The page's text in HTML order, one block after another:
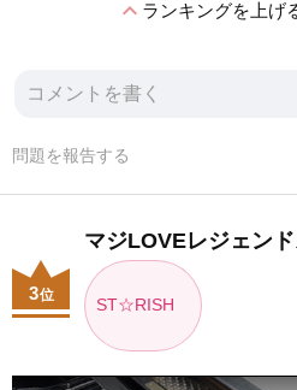
expand_lessランキングを上げ
問題を報告する
マジLOVEレジェン
ST☆RISH
3位